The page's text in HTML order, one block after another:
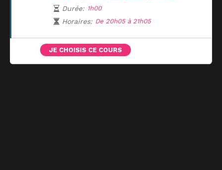
Durée: 1h00
Horaires: De 20h05 à 21h05
JE CHOISIS CE COURS